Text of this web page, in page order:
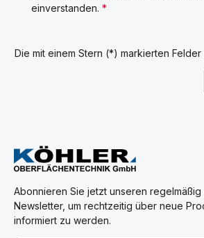
einverstanden. *
Die mit einem Stern (*) markierten
Abonnieren Sie jetzt unseren
Newsletter, um rechtzeitig über neue
informiert zu werden.